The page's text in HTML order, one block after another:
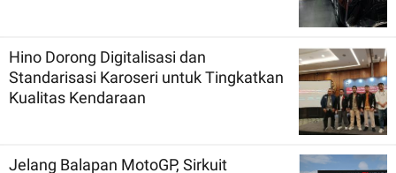
Hino Dorong Digitalisasi dan
Standarisasi Karoseri untuk Tingkatkan
Kualitas Kendaraan
Jelang Balapan MotoGP, Sirkuit